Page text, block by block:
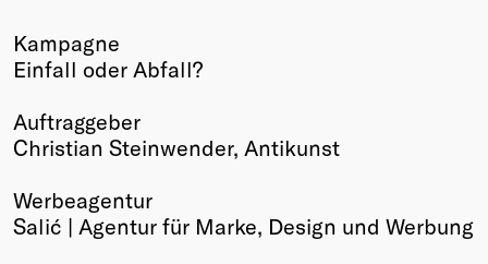
Past
Annual
Kampagne
Einfall oder Abfall?
Auftraggeber
Christian Steinwender, Antikunst
Werbeagentur
Salić | Agentur für Marke, Design und Werbung